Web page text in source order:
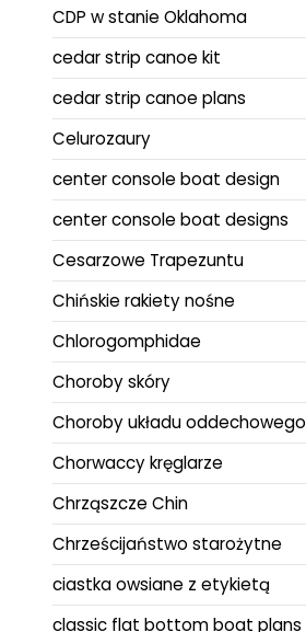
CDP w stanie Oklahoma
cedar strip canoe kit
cedar strip canoe plans
Celurozaury
center console boat design
center console boat designs
Cesarzowe Trapezuntu
Chińskie rakiety nośne
Chlorogomphidae
Choroby skóry
Choroby układu oddechowego
Chorwaccy kręglarze
Chrząszcze Chin
Chrześcijaństwo starożytne
ciastka owsiane z etykietą
classic flat bottom boat plans